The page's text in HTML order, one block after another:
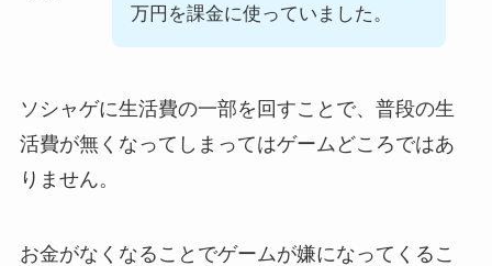
万円を課金に使っていました。
ソシャゲに生活費の一部を回すことで、普段の生
活費が無くなってしまってはゲームどころではあ
りません。
お金がなくなることでゲームが嫌になってくるこ